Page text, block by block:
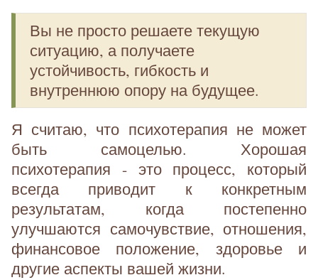
Вы не просто решаете текущую
ситуацию, а получаете
устойчивость, гибкость и
внутреннюю опору на будущее.
Я считаю, что психотерапия не может
быть самоцелью. Хорошая
психотерапия - это процесс, который
всегда приводит к конкретным
результатам, когда постепенно
улучшаются самочувствие, отношения,
финансовое положение, здоровье и
другие аспекты вашей жизни.